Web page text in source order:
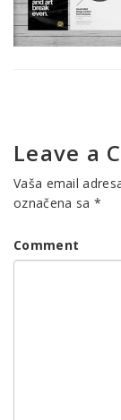
Leave a
Vaša email
označena sa *
Comment